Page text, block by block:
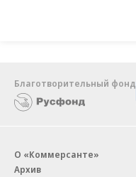
Благотворительный фонд
О «Коммерсанте»
Архив